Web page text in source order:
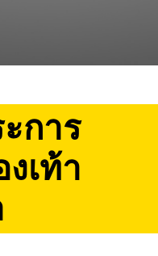
การ
เท้า